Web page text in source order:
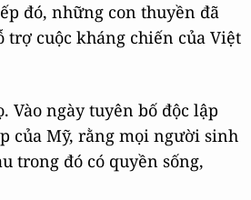
đó, những con thuyền đã
cuộc kháng chiến của Việt
Vào ngày tuyên bố độc lập
của Mỹ, rằng mọi người sinh
trong đó có quyền sống,